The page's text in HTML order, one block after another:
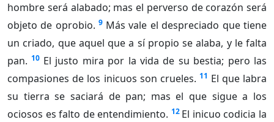
hombre será alabado; mas el perverso de corazón será
objeto de oprobio. 9 Más vale el despreciado que tiene
un criado, que aquel que a sí propio se alaba, y le falta
pan. 10 El justo mira por la vida de su bestia; pero las
compasiones de los inicuos son crueles. 11 El que labra
su tierra se saciará de pan; mas el que sigue a los
ociosos es falto de entendimiento. 12 El inicuo codicia la